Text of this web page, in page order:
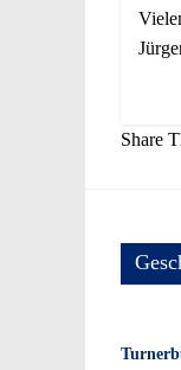
Share